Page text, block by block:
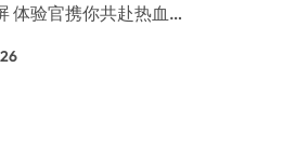
体验官携你共赴热血…